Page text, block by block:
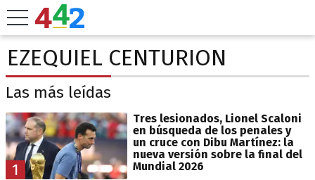
EZEQUIEL CENTURION
Las más leídas
1
Tres lesionados, Lionel Scaloni
en búsqueda de los penales y
un cruce con Dibu Martínez: la
nueva versión sobre la final del
Mundial 2026